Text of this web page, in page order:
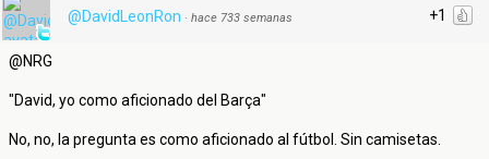
+1
@DavidLeonRon · hace 733 semanas
@NRG
"David, yo como aficionado del Barça"
No, no, la pregunta es como aficionado al fútbol. Sin camisetas.